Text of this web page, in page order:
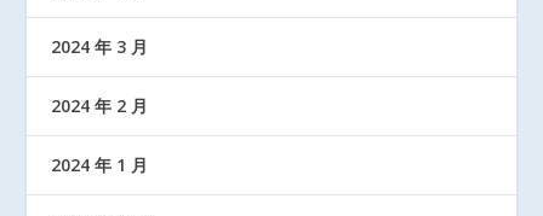
2024 年 3 月
2024 年 2 月
2024 年 1 月